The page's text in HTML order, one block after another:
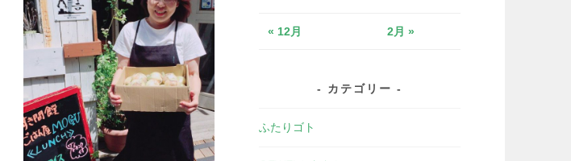
« 12月 2月 »
カテゴリー
ふたりゴト